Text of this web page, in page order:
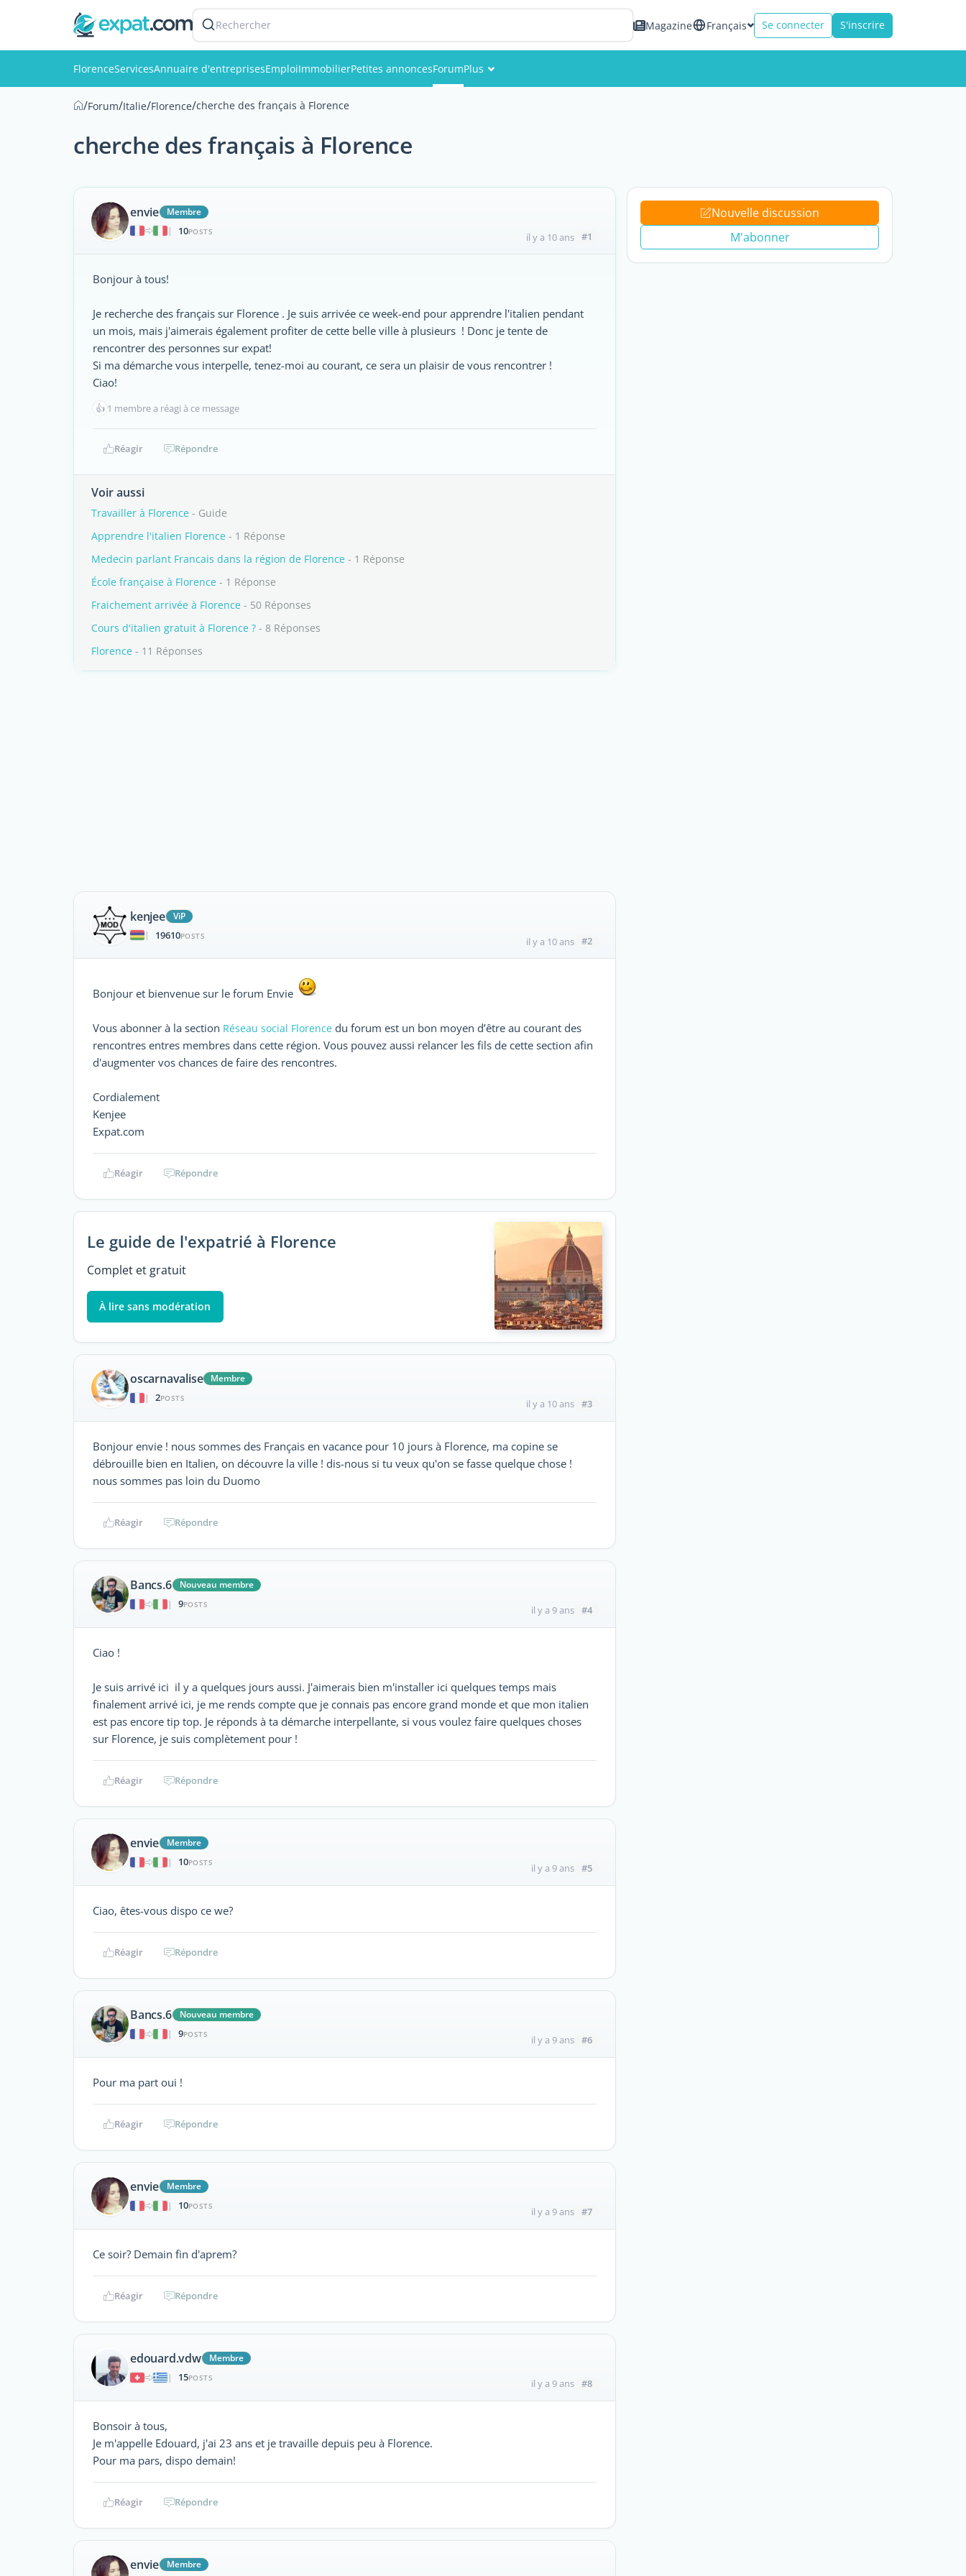
Rechercher Magazine Français Se connecter S'inscrire
FlorenceServicesAnnuaire d'entreprisesEmploiImmobilierPetites annoncesForumPlus
/Forum/Italie/Florence/cherche des français à Florence
cherche des français à Florence
envie
Membre
|
10POSTS il y a 10 ans #1
Bonjour à tous!
Je recherche des français sur Florence . Je suis arrivée ce week-end pour apprendre l'italien pendant
un mois, mais j'aimerais également profiter de cette belle ville à plusieurs ! Donc je tente de
rencontrer des personnes sur expat!
Si ma démarche vous interpelle, tenez-moi au courant, ce sera un plaisir de vous rencontrer !
Ciao!
👍 1 membre a réagi à ce message
Réagir Répondre
Voir aussi
Travailler à Florence - Guide
Apprendre l'italien Florence - 1 Réponse
Medecin parlant Francais dans la région de Florence - 1 Réponse
École française à Florence - 1 Réponse
Fraichement arrivée à Florence - 50 Réponses
Cours d'italien gratuit à Florence ? - 8 Réponses
Florence - 11 Réponses
kenjee
ViP
|
19610POSTS il y a 10 ans #2
Bonjour et bienvenue sur le forum Envie
Vous abonner à la section Réseau social Florence du forum est un bon moyen d’être au courant des
rencontres entres membres dans cette région. Vous pouvez aussi relancer les fils de cette section afin
d'augmenter vos chances de faire des rencontres.
Cordialement
Kenjee
Expat.com
Réagir Répondre
Le guide de l'expatrié à Florence
Complet et gratuit
À lire sans modération
oscarnavalise
Membre
|
2POSTS il y a 10 ans #3
Bonjour envie ! nous sommes des Français en vacance pour 10 jours à Florence, ma copine se
débrouille bien en Italien, on découvre la ville ! dis-nous si tu veux qu'on se fasse quelque chose !
nous sommes pas loin du Duomo
Réagir Répondre
Bancs.6
Nouveau membre
|
9POSTS il y a 9 ans #4
Ciao !
Je suis arrivé ici il y a quelques jours aussi. J'aimerais bien m'installer ici quelques temps mais
finalement arrivé ici, je me rends compte que je connais pas encore grand monde et que mon italien
est pas encore tip top. Je réponds à ta démarche interpellante, si vous voulez faire quelques choses
sur Florence, je suis complètement pour !
Réagir Répondre
envie
Membre
|
10POSTS il y a 9 ans #5
Ciao, êtes-vous dispo ce we?
Réagir Répondre
Bancs.6
Nouveau membre
|
9POSTS il y a 9 ans #6
Pour ma part oui !
Réagir Répondre
envie
Membre
|
10POSTS il y a 9 ans #7
Ce soir? Demain fin d'aprem?
Réagir Répondre
edouard.vdw
Membre
|
15POSTS il y a 9 ans #8
Bonsoir à tous,
Je m'appelle Edouard, j'ai 23 ans et je travaille depuis peu à Florence.
Pour ma pars, dispo demain!
Réagir Répondre
envie Membre
Nouvelle discussion
M'abonner